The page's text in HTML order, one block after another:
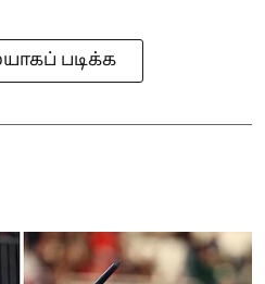
படிக்க